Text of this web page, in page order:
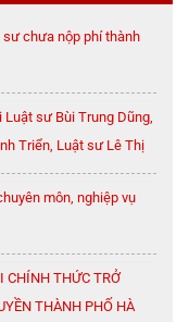
chưa nộp phí thành
sư Bùi Trung Dũng,
Triển, Luật sư Lê Thị
môn, nghiệp vụ
CHÍNH THỨC TRỞ
THÀNH PHỐ HÀ